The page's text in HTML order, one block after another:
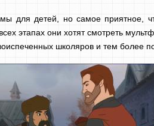
для детей, но самое приятное,
этапах они хотят смотреть
школяров и тем более